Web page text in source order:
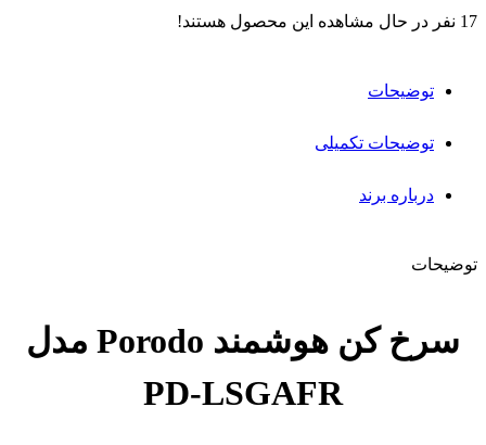
17 نفر در حال مشاهده این محصول هستند!
توضیحات
توضیحات تکمیلی
درباره برند
توضیحات
سرخ کن هوشمند Porodo مدل
PD-LSGAFR